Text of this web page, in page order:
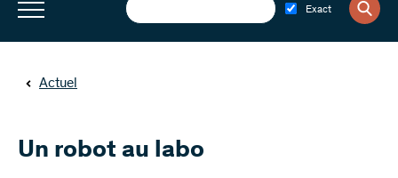
Exact
Actuel
Un robot au labo